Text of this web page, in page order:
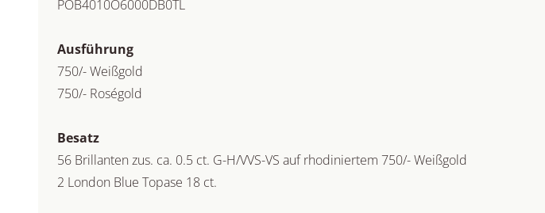
POB4010O6000DB0TL
Ausführung
750/- Weißgold
750/- Roségold
Besatz
56 Brillanten zus. ca. 0.5 ct. G-H/VVS-VS auf rhodiniertem 750/- Weißgold
2 London Blue Topase 18 ct.